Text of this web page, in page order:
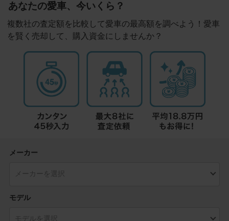
あなたの愛車、今いくら？
複数社の査定額を比較して愛車の最高額を調べよう！愛車
を賢く売却して、購入資金にしませんか？
メーカー
モデル